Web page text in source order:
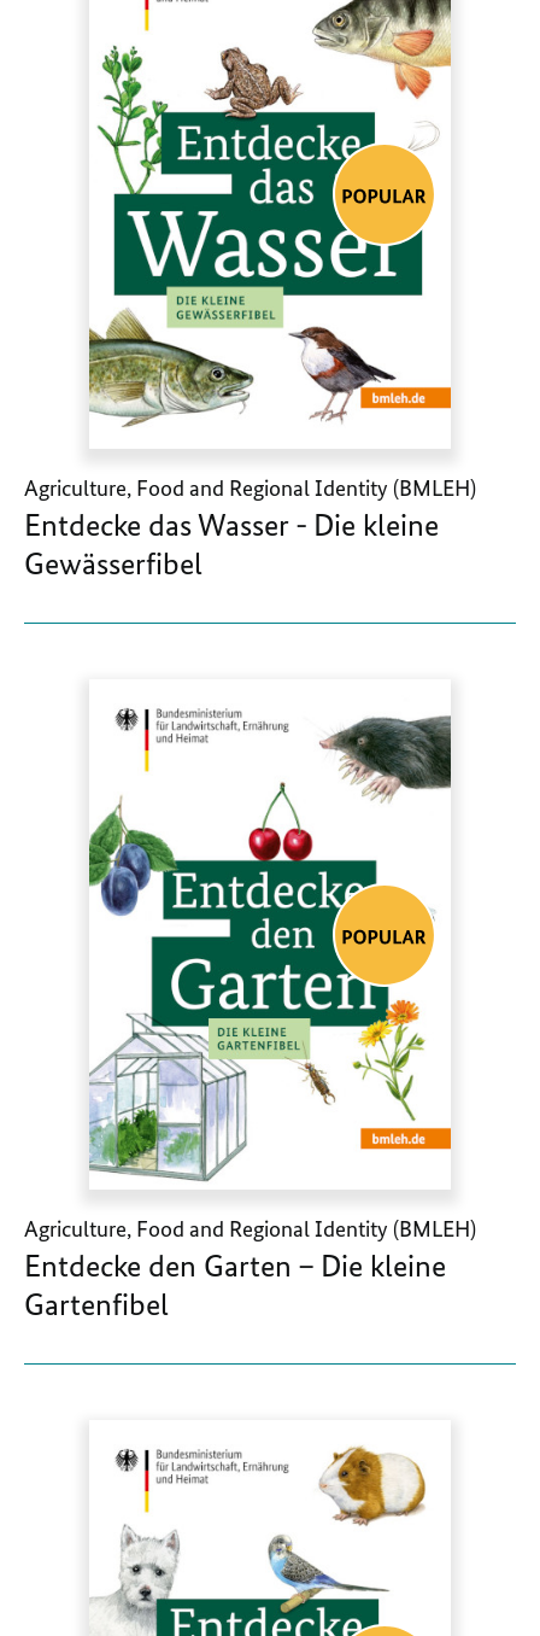
Agriculture, Food and Regional Identity (BMLEH)
Entdecke das Wasser - Die kleine
Gewässerfibel
Agriculture, Food and Regional Identity (BMLEH)
Entdecke den Garten – Die kleine
Gartenfibel